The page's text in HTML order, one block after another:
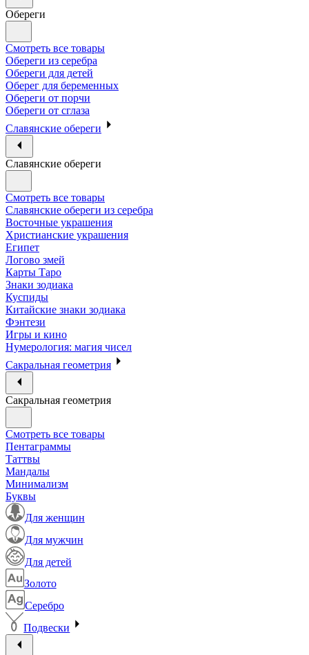
Обереги
Смотреть все товары
Обереги из серебра
Обереги для детей
Оберег для беременных
Обереги от порчи
Обереги от сглаза
Славянские обереги
Славянские обереги
Смотреть все товары
Славянские обереги из серебра
Восточные украшения
Христианские украшения
Египет
Логово змей
Карты Таро
Знаки зодиака
Куспиды
Китайские знаки зодиака
Фэнтези
Игры и кино
Нумерология: магия чисел
Сакральная геометрия
Сакральная геометрия
Смотреть все товары
Пентаграммы
Таттвы
Мандалы
Минимализм
Буквы
Для женщин
Для мужчин
Для детей
Золото
Серебро
Подвески